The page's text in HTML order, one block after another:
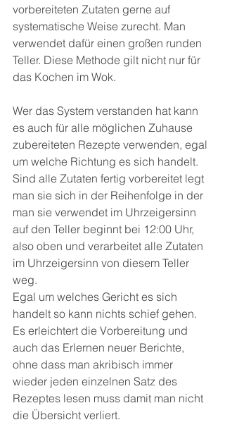
vorbereiteten Zutaten gerne auf
systematische Weise zurecht. Man
verwendet dafür einen großen runden
Teller. Diese Methode gilt nicht nur für
das Kochen im Wok.
Wer das System verstanden hat kann
es auch für alle möglichen Zuhause
zubereiteten Rezepte verwenden, egal
um welche Richtung es sich handelt.
Sind alle Zutaten fertig vorbereitet legt
man sie sich in der Reihenfolge in der
man sie verwendet im Uhrzeigersinn
auf den Teller beginnt bei 12:00 Uhr,
also oben und verarbeitet alle Zutaten
im Uhrzeigersinn von diesem Teller
weg.
Egal um welches Gericht es sich
handelt so kann nichts schief gehen.
Es erleichtert die Vorbereitung und
auch das Erlernen neuer Berichte,
ohne dass man akribisch immer
wieder jeden einzelnen Satz des
Rezeptes lesen muss damit man nicht
die Übersicht verliert.